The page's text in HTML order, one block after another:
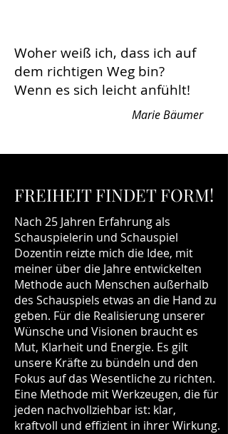
Woher weiß ich, dass ich auf
dem richtigen Weg bin?
Wenn es sich leicht anfühlt!
Marie Bäumer
FREIHEIT FINDET FORM!
Nach 25 Jahren Erfahrung als
Schauspielerin und Schauspiel
Dozentin reizte mich die Idee, mit
meiner über die Jahre entwickelten
Methode auch Menschen außerhalb
des Schauspiels etwas an die Hand zu
geben. Für die Realisierung unserer
Wünsche und Visionen braucht es
Mut, Klarheit und Energie. Es gilt
unsere Kräfte zu bündeln und den
Fokus auf das Wesentliche zu richten.
Eine Methode mit Werkzeugen, die für
jeden nachvollziehbar ist: klar,
kraftvoll und effizient in ihrer Wirkung.